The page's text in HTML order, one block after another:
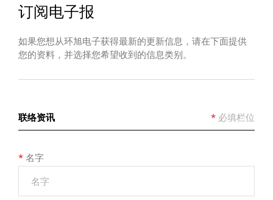
订阅电子报
如果您想从环旭电子获得最新的更新信息，请在下面提供
您的资料，并选择您希望收到的信息类别。
* 必填栏位
联络资讯
* 名字